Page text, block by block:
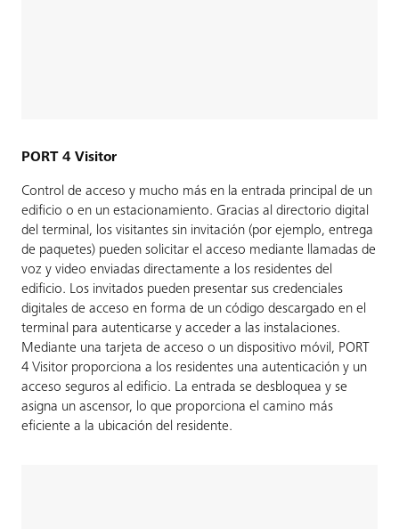
PORT 4 Visitor
Control de acceso y mucho más en la entrada principal de un
edificio o en un estacionamiento. Gracias al directorio digital
del terminal, los visitantes sin invitación (por ejemplo, entrega
de paquetes) pueden solicitar el acceso mediante llamadas de
voz y video enviadas directamente a los residentes del
edificio. Los invitados pueden presentar sus credenciales
digitales de acceso en forma de un código descargado en el
terminal para autenticarse y acceder a las instalaciones.
Mediante una tarjeta de acceso o un dispositivo móvil, PORT
4 Visitor proporciona a los residentes una autenticación y un
acceso seguros al edificio. La entrada se desbloquea y se
asigna un ascensor, lo que proporciona el camino más
eficiente a la ubicación del residente.